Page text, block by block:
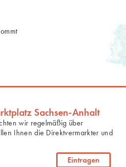
Sachsen-Anhalt
wir regelmäßig über
Ihnen die Direktvermarkter und
Eintragen